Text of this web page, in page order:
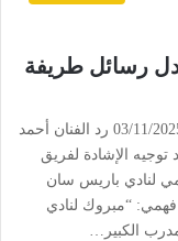
رسائل طريفة
القاهرة: رأي الأمة كتب : معتز عباس 11:39 م 03/11/2025 رد الفنان أحمد
الإشادة لفريق
لنادي باريس سان
“مبروك لنادي
الكبير…